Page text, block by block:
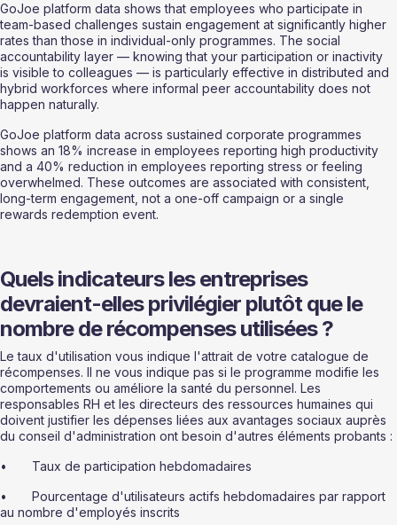
GoJoe platform data shows that employees who participate in
team-based challenges sustain engagement at significantly higher
rates than those in individual-only programmes. The social
accountability layer — knowing that your participation or inactivity
is visible to colleagues — is particularly effective in distributed and
hybrid workforces where informal peer accountability does not
happen naturally.
GoJoe platform data across sustained corporate programmes
shows an 18% increase in employees reporting high productivity
and a 40% reduction in employees reporting stress or feeling
overwhelmed. These outcomes are associated with consistent,
long-term engagement, not a one-off campaign or a single
rewards redemption event.
Quels indicateurs les entreprises
devraient-elles privilégier plutôt que le
nombre de récompenses utilisées ?
Le taux d'utilisation vous indique l'attrait de votre catalogue de
récompenses. Il ne vous indique pas si le programme modifie les
comportements ou améliore la santé du personnel. Les
responsables RH et les directeurs des ressources humaines qui
doivent justifier les dépenses liées aux avantages sociaux auprès
du conseil d'administration ont besoin d'autres éléments probants :
•       Taux de participation hebdomadaires
•       Pourcentage d'utilisateurs actifs hebdomadaires par rapport
au nombre d'employés inscrits